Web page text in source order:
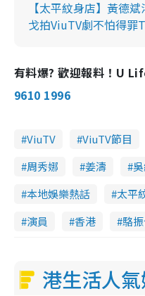
【太平紋身店】黃德
戈拍ViuTV劇不怕得罪
有料爆? 歡迎報料！U
9610 1996
ViuTV ViuTV節目
周秀娜
姜濤
本地娛樂熱話
太平
演員
香港 駱
港生活人